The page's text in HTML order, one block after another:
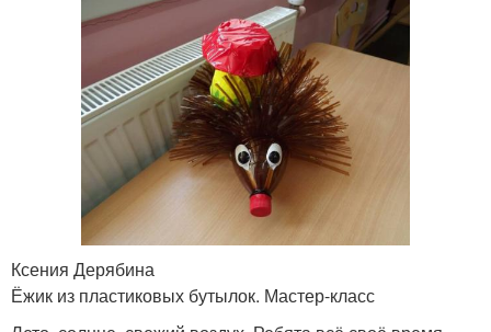
Ксения Дерябина
Ёжик из пластиковых бутылок. Мастер-класс